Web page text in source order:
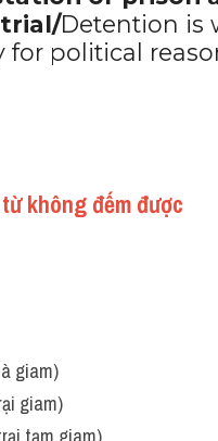
or prison
Detention is
political
không đếm được
giam)
giam)